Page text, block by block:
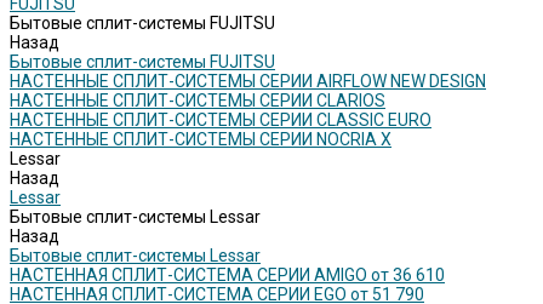
Бытовые сплит-системы FUJITSU
Назад
Бытовые сплит-системы FUJITSU
НАСТЕННЫЕ СПЛИТ-СИСТЕМЫ СЕРИИ AIRFLOW NEW DESIGN
НАСТЕННЫЕ СПЛИТ-СИСТЕМЫ СЕРИИ CLARIOS
НАСТЕННЫЕ СПЛИТ-СИСТЕМЫ СЕРИИ CLASSIC EURO
НАСТЕННЫЕ СПЛИТ-СИСТЕМЫ СЕРИИ NOCRIA X
Lessar
Назад
Lessar
Бытовые сплит-системы Lessar
Назад
Бытовые сплит-системы Lessar
НАСТЕННАЯ СПЛИТ-СИСТЕМА СЕРИИ AMIGO от 36 610
НАСТЕННАЯ СПЛИТ-СИСТЕМА СЕРИИ EGO от 51 790